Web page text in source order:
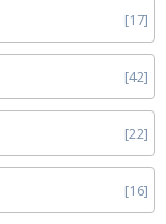
17
42
22
16